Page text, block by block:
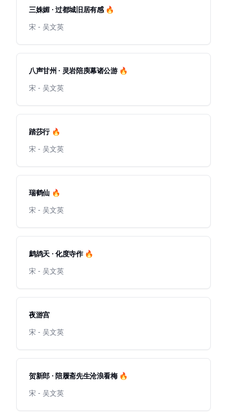
三姝媚 · 过都城旧居有感 🔥
宋 - 吴文英
八声甘州 · 灵岩陪庾幕诸公游 🔥
宋 - 吴文英
踏莎行 🔥
宋 - 吴文英
瑞鹤仙 🔥
宋 - 吴文英
鹧鸪天 · 化度寺作 🔥
宋 - 吴文英
夜游宫
宋 - 吴文英
贺新郎 · 陪履斋先生沧浪看梅 🔥
宋 - 吴文英